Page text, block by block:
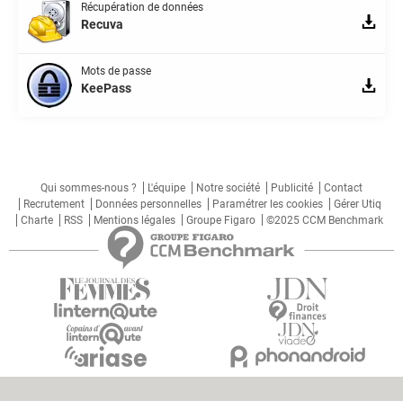
Récupération de données
Recuva
Mots de passe
KeePass
Qui sommes-nous ? L'équipe Notre société Publicité
Contact
Recrutement
Données personnelles Paramétrer les cookies
Gérer Utiq
Charte
RSS Mentions légales Groupe Figaro ©2025 CCM Benchmark